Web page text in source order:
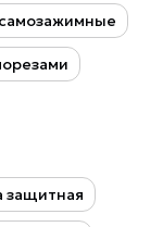
защитная